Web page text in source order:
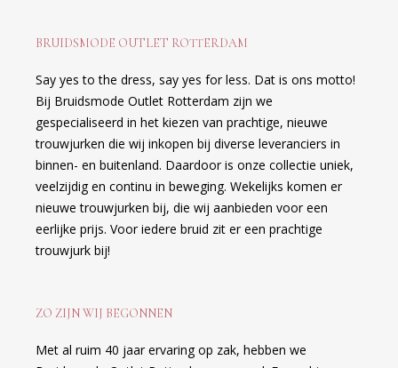
BRUIDSMODE OUTLET ROTTERDAM
Say yes to the dress, say yes for less. Dat is ons motto!
Bij Bruidsmode Outlet Rotterdam zijn we
gespecialiseerd in het kiezen van prachtige, nieuwe
trouwjurken die wij inkopen bij diverse leveranciers in
binnen- en buitenland. Daardoor is onze collectie uniek,
veelzijdig en continu in beweging. Wekelijks komen er
nieuwe trouwjurken bij, die wij aanbieden voor een
eerlijke prijs. Voor iedere bruid zit er een prachtige
trouwjurk bij!
ZO ZIJN WIJ BEGONNEN
Met al ruim 40 jaar ervaring op zak, hebben we